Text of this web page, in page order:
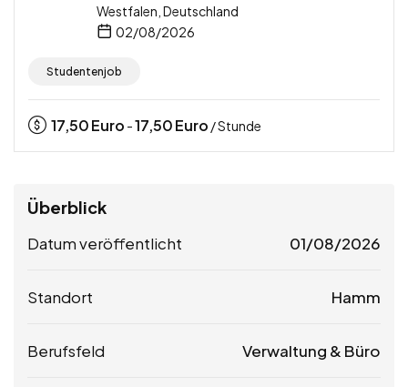
Westfalen, Deutschland
02/08/2026
Studentenjob
17,50Euro -17,50Euro / Stunde
Überblick
Datum veröffentlicht 01/08/2026
Standort Hamm
Berufsfeld Verwaltung & Büro